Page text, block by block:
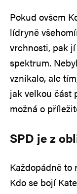
Pokud ovšem
lídryně
vrchnosti, pak
spektrum.
vznikalo, ale
jak velkou část
možná o
SPD je z
Každopádně to
Kdo se bojí